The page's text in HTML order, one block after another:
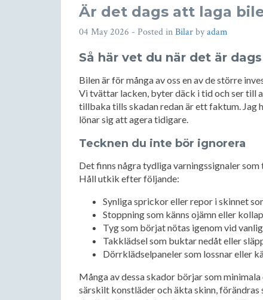
Är det dags att laga
04 May 2026 - Posted inBilarbyadam
Så här vet du när det är
Bilen är för många av oss en av de större
Vi tvättar lacken, byter däck i tid och ser till
tillbaka tills skadan redan är ett faktum.
lönar sig att agera tidigare.
Tecknen du inte bör ignorera
Det finns några tydliga varningssignaler
Håll utkik efter följande:
Synliga sprickor eller repor i skinnet
Stoppning som känns ojämn eller
Tyg som börjat nötas igenom vid
Takklädsel som buktar nedåt eller
Dörrklädselpaneler som lossnar eller
Många av dessa skador börjar som
särskilt konstläder och äkta skinn, förändras